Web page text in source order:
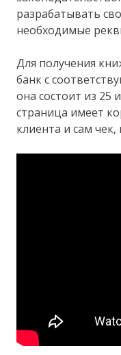
разрабатывать
необходимые
Для получения
банк с
она состоит из 25
страница имеет
клиента и сам чек,